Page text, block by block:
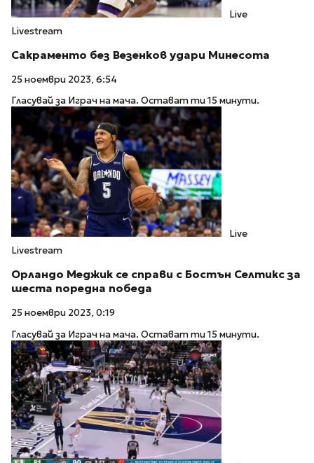
Live
Livestream
Сакраменто без Везенков удари Минесота
25 ноември 2023, 6:54
Гласувай за Играч на мача. Остават ти 15 минути.
Live
Livestream
Орландо Меджик се справи с Бостън Селтикс за
шеста поредна победа
25 ноември 2023, 0:19
Гласувай за Играч на мача. Остават ти 15 минути.